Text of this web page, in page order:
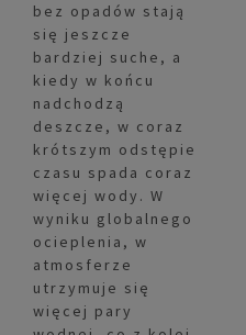
bez opadów stają
się jeszcze
bardziej suche, a
kiedy w końcu
nadchodzą
deszcze, w coraz
krótszym odstępie
czasu spada coraz
więcej wody. W
wyniku globalnego
ocieplenia, w
atmosferze
utrzymuje się
więcej pary